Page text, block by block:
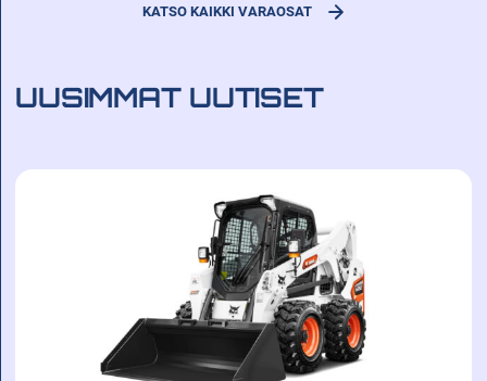
KATSO KAIKKI VARAOSAT
UUSIMMAT UUTISET